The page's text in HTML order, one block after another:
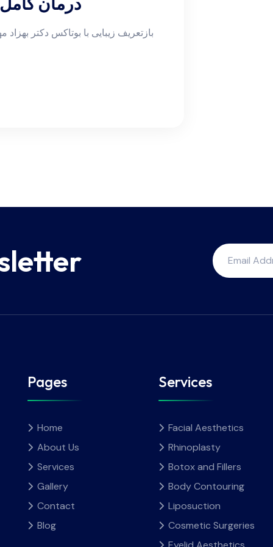
بازتعریف زیبایی با بوتاکس دکتر
Pages
Home
About Us
Services
Gallery
Contact
Blog
Services
Facial Aesthetics
Rhinoplasty
Botox and Fillers
Body Contouring
Liposuction
Cosmetic Surgeries